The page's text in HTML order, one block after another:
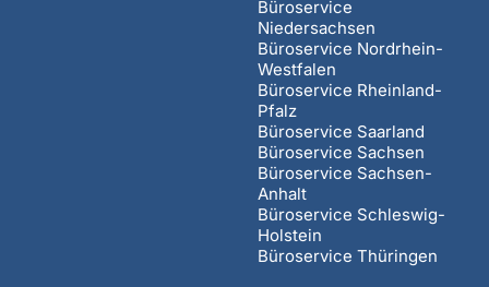
Büroservice
Niedersachsen
Büroservice Nordrhein-
Westfalen
Büroservice Rheinland-
Pfalz
Büroservice Saarland
Büroservice Sachsen
Büroservice Sachsen-
Anhalt
Büroservice Schleswig-
Holstein
Büroservice Thüringen